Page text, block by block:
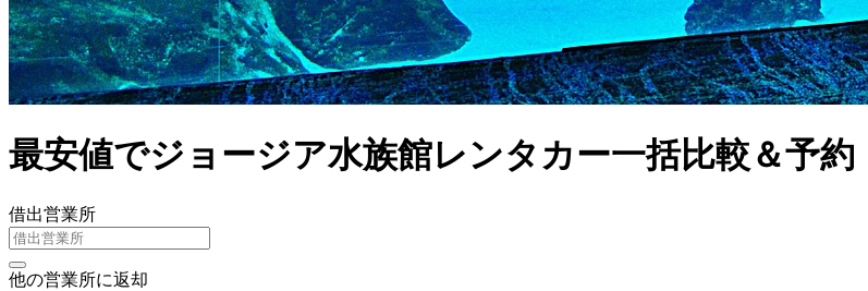
最安値でジョージア水族館レンタカー一括比較＆予約
借出営業所
他の営業所に返却